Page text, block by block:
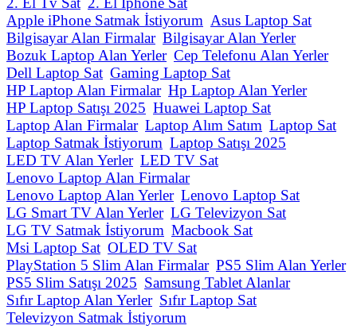
Apple iPhone Satmak İstiyorum Asus Laptop Sat
Bilgisayar Alan Firmalar Bilgisayar Alan Yerler
Bozuk Laptop Alan Yerler Cep Telefonu Alan Yerler
Dell Laptop Sat Gaming Laptop Sat
HP Laptop Alan Firmalar Hp Laptop Alan Yerler
HP Laptop Satışı 2025 Huawei Laptop Sat
Laptop Alan Firmalar Laptop Alım Satım Laptop Sat
Laptop Satmak İstiyorum Laptop Satışı 2025
LED TV Alan Yerler LED TV Sat
Lenovo Laptop Alan Firmalar
Lenovo Laptop Alan Yerler Lenovo Laptop Sat
LG Smart TV Alan Yerler LG Televizyon Sat
LG TV Satmak İstiyorum Macbook Sat
Msi Laptop Sat OLED TV Sat
PlayStation 5 Slim Alan Firmalar PS5 Slim Alan Yerler
PS5 Slim Satışı 2025 Samsung Tablet Alanlar
Sıfır Laptop Alan Yerler Sıfır Laptop Sat
Televizyon Satmak İstiyorum